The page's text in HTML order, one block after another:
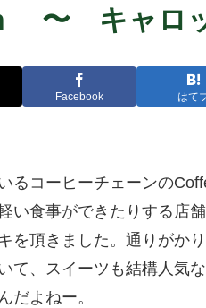
〜 キャロッ
Facebook はて
るコーヒーチェーンの
い食事ができたりする店舗
を頂きました。通りがか
て、スイーツも結構人気
だよねー。